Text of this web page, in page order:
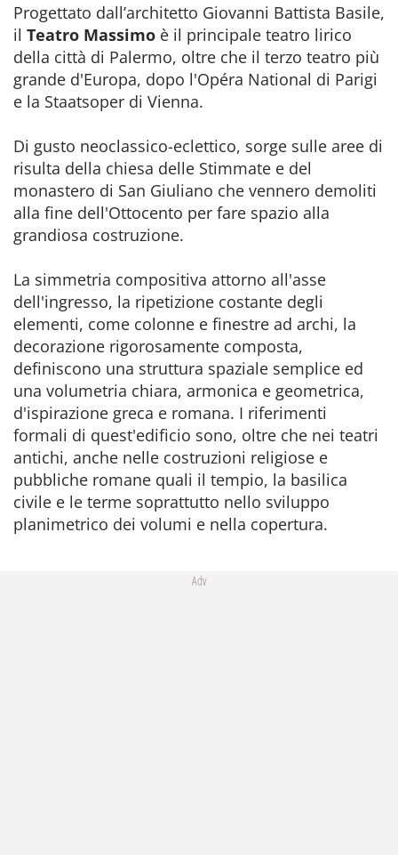
Progettato dall’architetto Giovanni Battista Basile,
il Teatro Massimo è il principale teatro lirico
della città di Palermo, oltre che il terzo teatro più
grande d'Europa, dopo l'Opéra National di Parigi
e la Staatsoper di Vienna.
Di gusto neoclassico-eclettico, sorge sulle aree di
risulta della chiesa delle Stimmate e del
monastero di San Giuliano che vennero demoliti
alla fine dell'Ottocento per fare spazio alla
grandiosa costruzione.
La simmetria compositiva attorno all'asse
dell'ingresso, la ripetizione costante degli
elementi, come colonne e finestre ad archi, la
decorazione rigorosamente composta,
definiscono una struttura spaziale semplice ed
una volumetria chiara, armonica e geometrica,
d'ispirazione greca e romana. I riferimenti
formali di quest'edificio sono, oltre che nei teatri
antichi, anche nelle costruzioni religiose e
pubbliche romane quali il tempio, la basilica
civile e le terme soprattutto nello sviluppo
planimetrico dei volumi e nella copertura.
Adv